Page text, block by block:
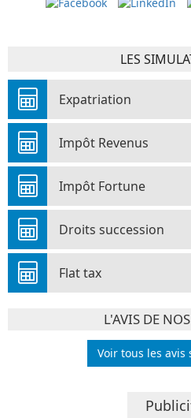
LES
Expatriation
Impôt Revenus
Impôt Fortune
Droits succession
Flat tax
L'AVIS DE
Voir tous les avis